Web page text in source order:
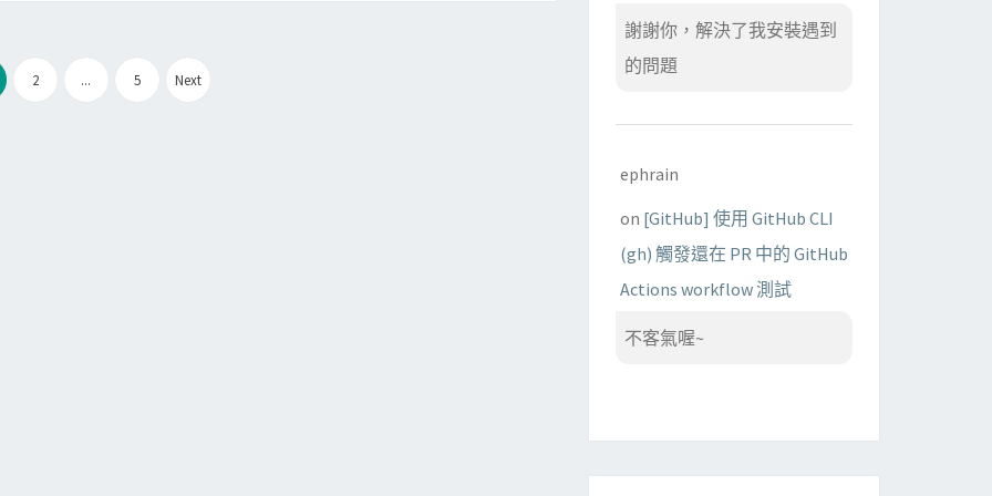
文
2 ... 5 Next
謝謝你，解決了我安裝遇到
的問題
ephrain
on [GitHub] 使用 GitHub CLI
(gh) 觸發還在 PR 中的 GitHub
Actions workflow 測試
不客氣喔~